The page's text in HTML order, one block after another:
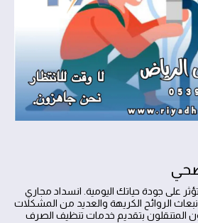
على جودة حياتك اليومية. انسداد مجاري
الروائح الكريهة والعديد من المشكلات
المتنقلون بتقديم خدمات تنظيف الصرف